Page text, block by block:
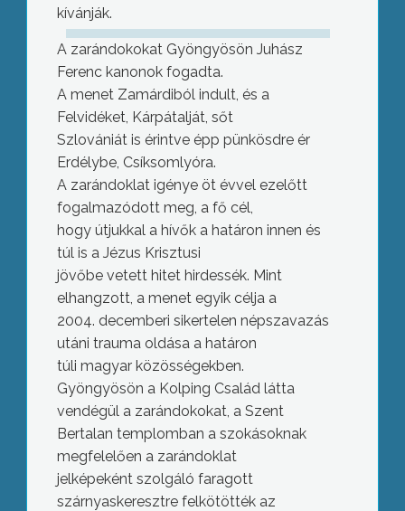
kívánják.
A zarándokokat Gyöngyösön Juhász
Ferenc kanonok fogadta.
A menet Zamárdiból indult, és a
Felvidéket, Kárpátalját, sőt
Szlovániát is érintve épp pünkösdre ér
Erdélybe, Csíksomlyóra.
A zarándoklat igénye öt évvel ezelőtt
fogalmazódott meg, a fő cél,
hogy útjukkal a hívők a határon innen és
túl is a Jézus Krisztusi
jövőbe vetett hitet hirdessék. Mint
elhangzott, a menet egyik célja a
2004. decemberi sikertelen népszavazás
utáni trauma oldása a határon
túli magyar közösségekben.
Gyöngyösön a Kolping Család látta
vendégül a zarándokokat, a Szent
Bertalan templomban a szokásoknak
megfelelően a zarándoklat
jelképeként szolgáló faragott
szárnyaskeresztre felkötötték az